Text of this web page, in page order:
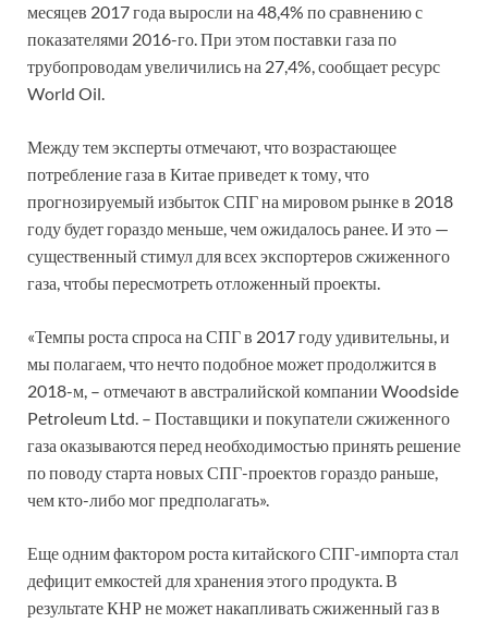
месяцев 2017 года выросли на 48,4% по сравнению с
показателями 2016-го. При этом поставки газа по
трубопроводам увеличились на 27,4%, сообщает ресурс
World Oil.
Между тем эксперты отмечают, что возрастающее
потребление газа в Китае приведет к тому, что
прогнозируемый избыток СПГ на мировом рынке в 2018
году будет гораздо меньше, чем ожидалось ранее. И это —
существенный стимул для всех экспортеров сжиженного
газа, чтобы пересмотреть отложенный проекты.
«Темпы роста спроса на СПГ в 2017 году удивительны, и
мы полагаем, что нечто подобное может продолжится в
2018-м, – отмечают в австралийской компании Woodside
Petroleum Ltd. – Поставщики и покупатели сжиженного
газа оказываются перед необходимостью принять решение
по поводу старта новых СПГ-проектов гораздо раньше,
чем кто-либо мог предполагать».
Еще одним фактором роста китайского СПГ-импорта стал
дефицит емкостей для хранения этого продукта. В
результате КНР не может накапливать сжиженный газ в